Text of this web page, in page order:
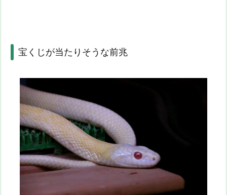
宝くじが当たりそうな前兆